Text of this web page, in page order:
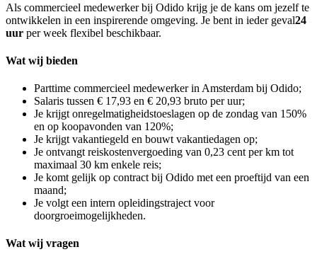
Als commercieel medewerker bij Odido krijg je de kans om jezelf te
ontwikkelen in een inspirerende omgeving. Je bent in ieder geval24
uur per week flexibel beschikbaar.
Wat wij bieden
Parttime commercieel medewerker in Amsterdam bij Odido;
Salaris tussen € 17,93 en € 20,93 bruto per uur;
Je krijgt onregelmatigheidstoeslagen op de zondag van 150%
en op koopavonden van 120%;
Je krijgt vakantiegeld en bouwt vakantiedagen op;
Je ontvangt reiskostenvergoeding van 0,23 cent per km tot
maximaal 30 km enkele reis;
Je komt gelijk op contract bij Odido met een proeftijd van een
maand;
Je volgt een intern opleidingstraject voor
doorgroeimogelijkheden.
Wat wij vragen